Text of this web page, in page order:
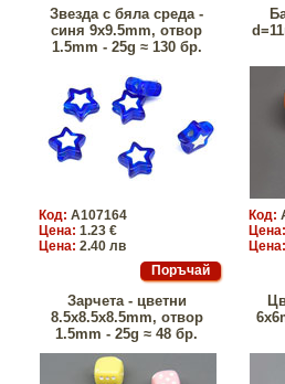
Звезда с бяла среда -
синя 9x9.5mm, отвор
1.5mm - 25g ≈ 130 бр.
Код: A107164
Цена: 1.23 €
Цена: 2.40 лв
Код:
Зарчета - цветни
8.5x8.5x8.5mm, отвор
1.5mm - 25g ≈ 48 бр.